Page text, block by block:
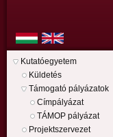
Kutatóegyetem
Küldetés
Támogató pályázatok
Címpályázat
TÁMOP pályázat
Projektszervezet